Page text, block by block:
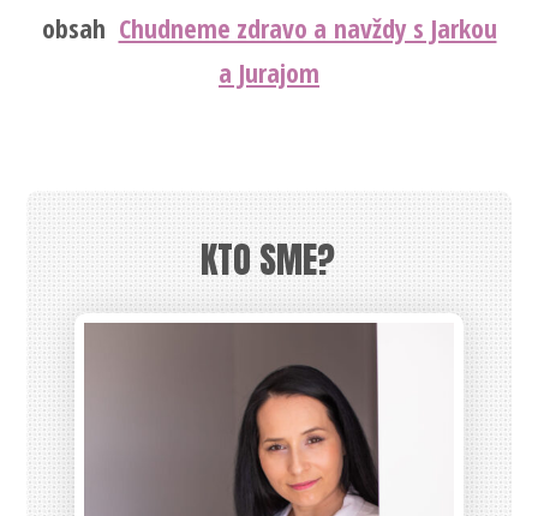
obsah Chudneme zdravo a navždy s Jarkou
a Jurajom
KTO SME?